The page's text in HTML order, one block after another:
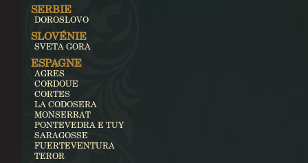
SERBIE
DOROSLOVO
SLOVÉNIE
SVETA GORA
ESPAGNE
AGRES
CORDOUE
CORTES
LA CODOSERA
MONSERRAT
PONTEVEDRA E TUY
SARAGOSSE
FUERTEVENTURA
TEROR